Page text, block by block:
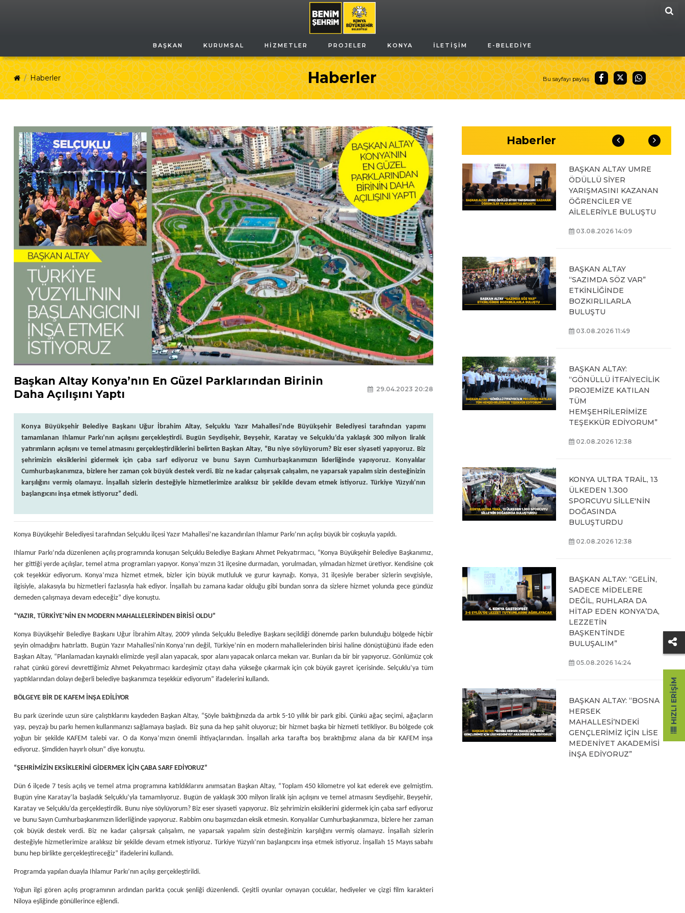
BAŞKAN KURUMSAL HIZMETLER PROJELER KONYA İLETIŞIM E-BELEDIYE
Haberler
Haberler Bu sayfayı paylaş
Başkan Altay Konya’nın En Güzel Parklarından Birinin
Daha Açılışını Yaptı
29.04.2023 20:28
Konya Büyükşehir Belediye Başkanı Uğur İbrahim Altay, Selçuklu Yazır Mahallesi’nde Büyükşehir Belediyesi tarafından yapımı
tamamlanan Ihlamur Parkı’nın açılışını gerçekleştirdi. Bugün Seydişehir, Beyşehir, Karatay ve Selçuklu’da yaklaşık 300 milyon liralık
yatırımların açılışını ve temel atmasını gerçekleştirdiklerini belirten Başkan Altay, “Bu niye söylüyorum? Biz eser siyaseti yapıyoruz. Biz
şehrimizin eksiklerini gidermek için çaba sarf ediyoruz ve bunu Sayın Cumhurbaşkanımızın liderliğinde yapıyoruz. Konyalılar
Cumhurbaşkanımıza, bizlere her zaman çok büyük destek verdi. Biz ne kadar çalışırsak çalışalım, ne yaparsak yapalım sizin desteğinizin
karşılığını vermiş olamayız. İnşallah sizlerin desteğiyle hizmetlerimize aralıksız bir şekilde devam etmek istiyoruz. Türkiye Yüzyılı’nın
başlangıcını inşa etmek istiyoruz” dedi.
Konya Büyükşehir Belediyesi tarafından Selçuklu ilçesi Yazır Mahallesi’ne kazandırılan Ihlamur Parkı’nın açılışı büyük bir coşkuyla yapıldı.
Ihlamur Parkı’nda düzenlenen açılış programında konuşan Selçuklu Belediye Başkanı Ahmet Pekyatırmacı, “Konya Büyükşehir Belediye Başkanımız,
her gittiği yerde açılışlar, temel atma programları yapıyor. Konya’mızın 31 ilçesine durmadan, yorulmadan, yılmadan hizmet üretiyor. Kendisine çok
çok teşekkür ediyorum. Konya’mıza hizmet etmek, bizler için büyük mutluluk ve gurur kaynağı. Konya, 31 ilçesiyle beraber sizlerin sevgisiyle,
ilgisiyle, alakasıyla bu hizmetleri fazlasıyla hak ediyor. İnşallah bu zamana kadar olduğu gibi bundan sonra da sizlere hizmet yolunda gece gündüz
demeden çalışmaya devam edeceğiz” diye konuştu.
“YAZIR, TÜRKİYE’NİN EN MODERN MAHALLELERİNDEN BİRİSİ OLDU”
Konya Büyükşehir Belediye Başkanı Uğur İbrahim Altay, 2009 yılında Selçuklu Belediye Başkanı seçildiği dönemde parkın bulunduğu bölgede hiçbir
şeyin olmadığını hatırlattı. Bugün Yazır Mahallesi'nin Konya’nın değil, Türkiye’nin en modern mahallelerinden birisi haline dönüştüğünü ifade eden
Başkan Altay, “Planlamadan kaynaklı elimizde yeşil alan yapacak, spor alanı yapacak onlarca mekan var. Bunları da bir bir yapıyoruz. Gönlümüz çok
rahat çünkü görevi devrettiğimiz Ahmet Pekyatırmacı kardeşimiz çıtayı daha yükseğe çıkarmak için çok büyük gayret içerisinde. Selçuklu’ya tüm
yaptıklarından dolayı değerli belediye başkanımıza teşekkür ediyorum” ifadelerini kullandı.
BÖLGEYE BİR DE KAFEM İNŞA EDİLİYOR
Bu park üzerinde uzun süre çalıştıklarını kaydeden Başkan Altay, “Şöyle baktığınızda da artık 5-10 yıllık bir park gibi. Çünkü ağaç seçimi, ağaçların
yaşı, peyzajı bu parkı hemen kullanmanızı sağlamaya başladı. Biz şuna da hep şahit oluyoruz; bir hizmet başka bir hizmeti tetikliyor. Bu bölgede çok
yoğun bir şekilde KAFEM talebi var. O da Konya’mızın önemli ihtiyaçlarından. İnşallah arka tarafta boş bıraktığımız alana da bir KAFEM inşa
ediyoruz. Şimdiden hayırlı olsun” diye konuştu.
“ŞEHRİMİZİN EKSİKLERİNİ GİDERMEK İÇİN ÇABA SARF EDİYORUZ”
Dün 6 ilçede 7 tesis açılış ve temel atma programına katıldıklarını anımsatan Başkan Altay, “Toplam 450 kilometre yol kat ederek eve gelmiştim.
Bugün yine Karatay’la başladık Selçuklu’yla tamamlıyoruz. Bugün de yaklaşık 300 milyon liralık işin açılışını ve temel atmasını Seydişehir, Beyşehir,
Karatay ve Selçuklu’da gerçekleştirdik. Bunu niye söylüyorum? Biz eser siyaseti yapıyoruz. Biz şehrimizin eksiklerini gidermek için çaba sarf ediyoruz
ve bunu Sayın Cumhurbaşkanımızın liderliğinde yapıyoruz. Rabbim onu başımızdan eksik etmesin. Konyalılar Cumhurbaşkanımıza, bizlere her zaman
çok büyük destek verdi. Biz ne kadar çalışırsak çalışalım, ne yaparsak yapalım sizin desteğinizin karşılığını vermiş olamayız. İnşallah sizlerin
desteğiyle hizmetlerimize aralıksız bir şekilde devam etmek istiyoruz. Türkiye Yüzyılı’nın başlangıcını inşa etmek istiyoruz. İnşallah 15 Mayıs sabahı
bunu hep birlikte gerçekleştireceğiz” ifadelerini kullandı.
Programda yapılan duayla Ihlamur Parkı’nın açılışı gerçekleştirildi.
Yoğun ilgi gören açılış programının ardından parkta çocuk şenliği düzenlendi. Çeşitli oyunlar oynayan çocuklar, hediyeler ve çizgi film karakteri
Niloya eşliğinde gönüllerince eğlendi.
Haberler
UMRESİ” İKİNCİ
KAFİLESİNİN KURA
ÇEKİLİŞİNE KATILARAK
KONYALILARIN
HEYECANINA ORTAK
BAŞKAN ALTAY UMRE
ÖDÜLLÜ SİYER
YARIŞMASINI KAZANAN
ÖĞRENCİLER VE
AİLELERİYLE BULUŞTU
03.08.2026 14:09
BAŞKAN ALTAY
“SAZIMDA SÖZ VAR”
ETKİNLİĞİNDE
BOZKIRLILARLA
BULUŞTU
03.08.2026 11:49
BAŞKAN ALTAY:
“GÖNÜLLÜ İTFAİYECİLİK
PROJEMİZE KATILAN
TÜM
HEMŞEHRİLERİMİZE
TEŞEKKÜR EDİYORUM”
02.08.2026 12:38
KONYA ULTRA TRAİL, 13
ÜLKEDEN 1.300
SPORCUYU SİLLE'NİN
DOĞASINDA
BULUŞTURDU
02.08.2026 12:38
BAŞKAN ALTAY: “GELİN,
SADECE MİDELERE
DEĞİL, RUHLARA DA
HİTAP EDEN KONYA’DA,
LEZZETİN
BAŞKENTİNDE
BULUŞALIM”
05.08.2026 14:24
BAŞKAN ALTAY: “BOSNA
HERSEK
MAHALLESİ’NDEKİ
GENÇLERİMİZ İÇİN LİSE
MEDENİYET AKADEMİSİ
İNŞA EDİYORUZ”
HIZLI ERIŞIM